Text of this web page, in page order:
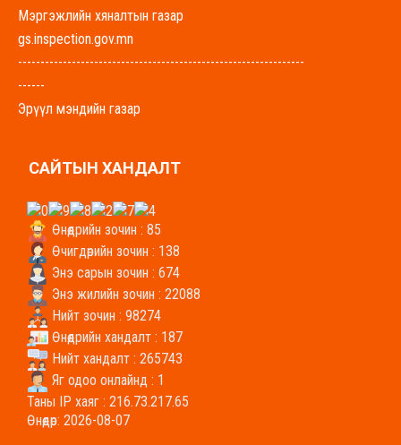
Мэргэжлийн хяналтын газар
gs.inspection.gov.mn
----------------------------------------------------------------
------
Эрүүл мэндийн газар
----------------------------------------------------------------
-------
Хүнс, хөдөө аж ахуйн газар
uhaag.gs.gov.mn
----------------------------------------------------------------
-------
Боловсрол, соёл, урлагийн газар
bolovsrol.gs.gov.mn
----------------------------------------------------------------
-----
Байгаль орчин аялал жуулчлалын газар
baigal.gs.gov.mn/
САЙТЫН ХАНДАЛТ
Өнөөдрийн зочин : 85
Өчигдөрийн зочин : 138
Энэ сарын зочин : 674
Энэ жилийн зочин : 22088
Нийт зочин : 98274
Өнөөдрийн хандалт : 187
Нийт хандалт : 265743
Яг одоо онлайнд : 1
Таны IP хаяг : 216.73.217.65
Өнөөдөр: 2026-08-07